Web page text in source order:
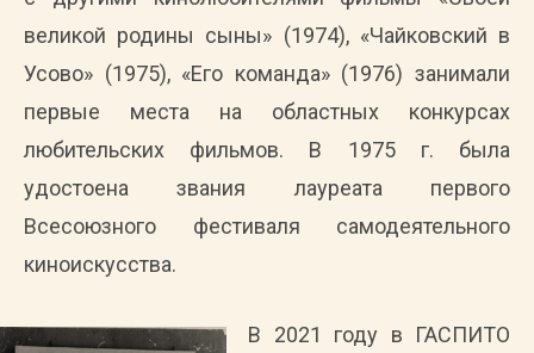
великой родины сыны» (1974), «Чайковский в
Усово» (1975), «Его команда» (1976) занимали
первые места на областных конкурсах
любительских фильмов. В 1975 г. была
удостоена звания лауреата первого
Всесоюзного фестиваля самодеятельного
киноискусства.
В 2021 году в ГАСПИТО